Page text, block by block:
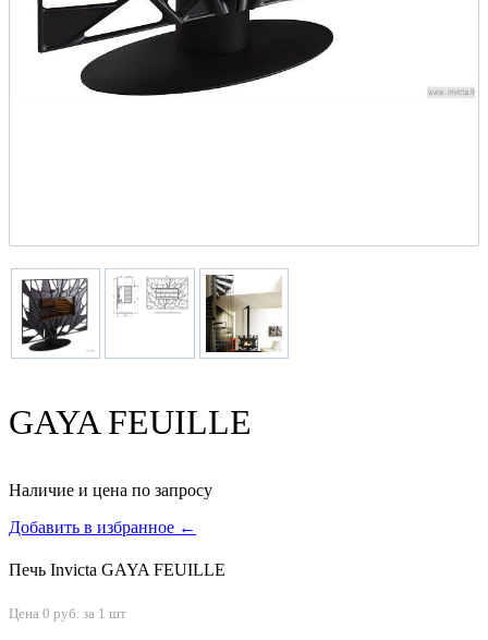
GAYA FEUILLE
Наличие и цена по запросу
Добавить в избранное ←
Печь Invicta GAYA FEUILLE
Цена 0 руб. за 1 шт